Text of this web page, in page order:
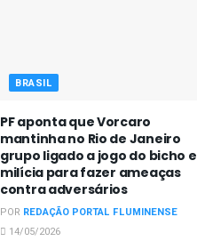
BRASIL
PF aponta que Vorcaro
mantinha no Rio de Janeiro
grupo ligado a jogo do bicho e
milícia para fazer ameaças
contra adversários
POR REDAÇÃO PORTAL FLUMINENSE
14/05/2026